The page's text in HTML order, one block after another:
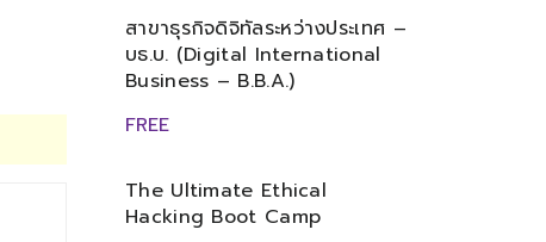
สาขาธุรกิจดิจิทัลระหว่างประเทศ –
บธ.บ. (Digital International
Business – B.B.A.)
FREE
The Ultimate Ethical
Hacking Boot Camp